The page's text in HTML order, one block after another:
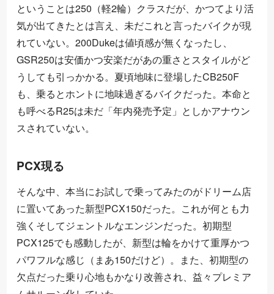
ということは250（軽2輪）クラスだが、かつてより活
気が出てきたとは言え、未だこれと言ったバイクが現
れていない。200Dukeは値頃感が無くなったし、
GSR250は安価かつ安楽だがあの重さとスタイルがど
うしても引っかかる。夏頃地味に登場したCB250F
も、乗るとホントに地味過ぎるバイクだった。本命と
も呼べるR25は未だ「年内発売予定」としかアナウン
スされていない。
PCX現る
そんな中、本当にお試しで乗ってみたのがドリーム店
に置いてあった新型PCX150だった。これが何とも力
強くそしてジェントルなエンジンだった。初期型
PCX125でも感動したが、新型は輪をかけて重厚かつ
パワフルな感じ（まあ150だけど）。また、初期型の
欠点だった乗り心地もかなり改善され、益々プレミア